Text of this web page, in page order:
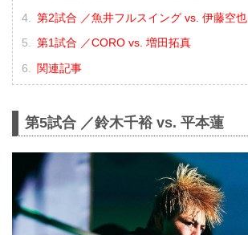
第2試合 ／魚井フルスイング vs. 伊藤空也
第1試合 ／CORO vs. 増田拓真
関連記事
第5試合 ／鈴木千裕 vs. 平本蓮